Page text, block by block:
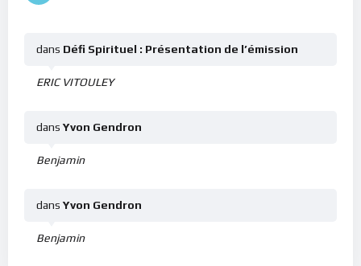
ERIC VITOULEY
dans Défi Spirituel : Présentation de l’émission
Benjamin
dans Yvon Gendron
Benjamin
dans Yvon Gendron